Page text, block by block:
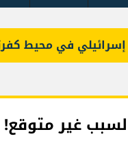
في محيط
غير متوقع!